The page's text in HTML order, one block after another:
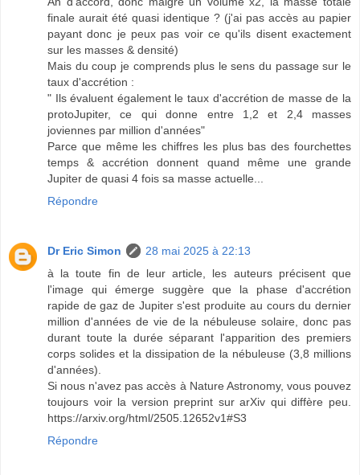
finale aurait été quasi identique ? (j'ai pas accès au papier
payant donc je peux pas voir ce qu'ils disent exactement
sur les masses & densité)
Mais du coup je comprends plus le sens du passage sur le
taux d'accrétion :
" Ils évaluent également le taux d'accrétion de masse de la
protoJupiter, ce qui donne entre 1,2 et 2,4 masses
joviennes par million d'années"
Parce que même les chiffres les plus bas des fourchettes
temps & accrétion donnent quand même une grande
Jupiter de quasi 4 fois sa masse actuelle...
Répondre
Dr Eric Simon
28 mai 2025 à 22:13
à la toute fin de leur article, les auteurs précisent que
l'image qui émerge suggère que la phase d'accrétion
rapide de gaz de Jupiter s'est produite au cours du dernier
million d'années de vie de la nébuleuse solaire, donc pas
durant toute la durée séparant l'apparition des premiers
corps solides et la dissipation de la nébuleuse (3,8 millions
d'années).
Si nous n'avez pas accès à Nature Astronomy, vous pouvez
toujours voir la version preprint sur arXiv qui diffère peu.
https://arxiv.org/html/2505.12652v1#S3
Répondre